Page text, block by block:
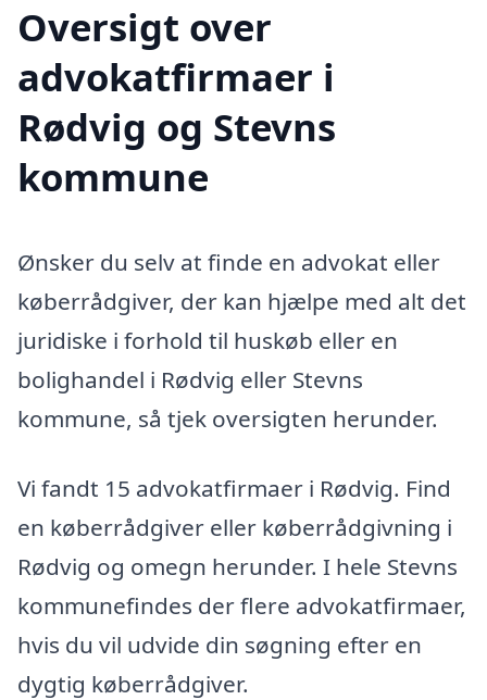
Oversigt over
advokatfirmaer i
Rødvig og Stevns
kommune
Ønsker du selv at finde en advokat eller
køberrådgiver, der kan hjælpe med alt det
juridiske i forhold til huskøb eller en
bolighandel i Rødvig eller Stevns
kommune, så tjek oversigten herunder.
Vi fandt 15 advokatfirmaer i Rødvig. Find
en køberrådgiver eller køberrådgivning i
Rødvig og omegn herunder. I hele Stevns
kommunefindes der flere advokatfirmaer,
hvis du vil udvide din søgning efter en
dygtig køberrådgiver.